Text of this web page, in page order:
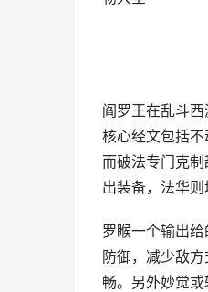
阎罗王在乱斗
核心经文包括
而破法专门克
出装备，法华则
罗睺一个输出
防御，减少敌
畅。另外妙觉